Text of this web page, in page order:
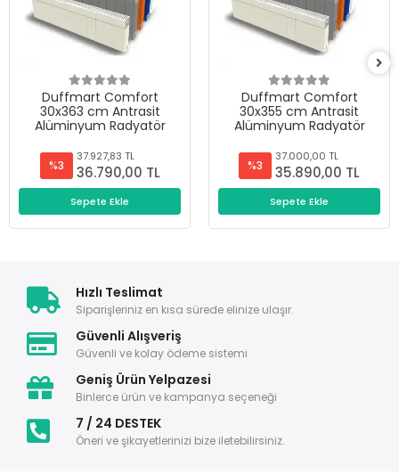
Duffmart Comfort
30x363 cm Antrasit
Alüminyum Radyatör
%3
37.927,83 TL
36.790,00 TL
Sepete Ekle
Duffmart Comfort
30x355 cm Antrasit
Alüminyum Radyatör
%3
37.000,00 TL
35.890,00 TL
Sepete Ekle
Hızlı Teslimat
Siparişleriniz en kısa sürede elinize ulaşır.
Güvenli Alışveriş
Güvenli ve kolay ödeme sistemi
Geniş Ürün Yelpazesi
Binlerce ürün ve kampanya seçeneği
7 / 24 DESTEK
Öneri ve şikayetlerinizi bize iletebilirsiniz.